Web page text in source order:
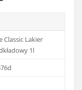
Classic Lakier
1l